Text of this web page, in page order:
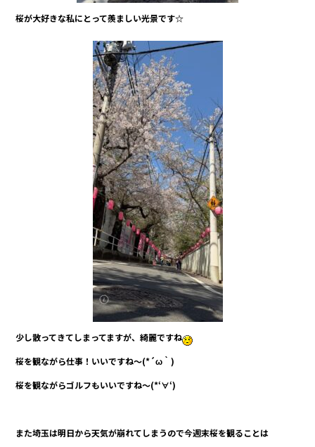
桜が大好きな私にとって羨ましい光景です☆
少し散ってきてしまってますが、綺麗ですね
桜を観ながら仕事！いいですね～(*´ω｀)
桜を観ながらゴルフもいいですね～(*‘∀‘)
また埼玉は明日から天気が崩れてしまうので今週末桜を観ることは